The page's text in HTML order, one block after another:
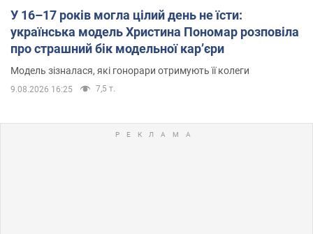
У 16–17 років могла цілий день не їсти:
українська модель Христина Пономар розповіла
про страшний бік модельної кар’єри
Модель зізналася, які гонорари отримують її колеги
9.08.2026 16:25 7,5 т.